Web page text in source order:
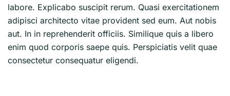
labore. Explicabo suscipit rerum. Quasi exercitationem
adipisci architecto vitae provident sed eum. Aut nobis
aut. In in reprehenderit officiis. Similique quis a libero
enim quod corporis saepe quis. Perspiciatis velit quae
consectetur consequatur eligendi.